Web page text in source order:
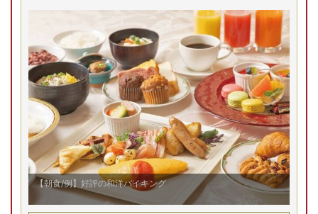
【朝食/例】好評の和洋バイキング